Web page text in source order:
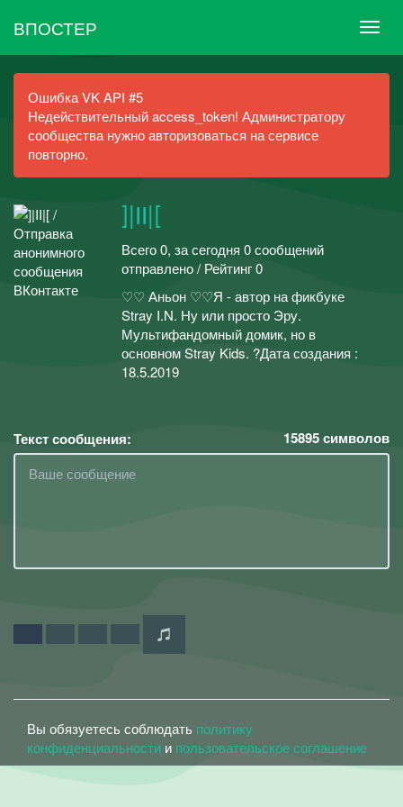
ВПОСТЕР
Ошибка VK API #5
Недействительный access_token! Администратору
сообщества нужно авторизоваться на сервисе
повторно.
Всего 0, за сегодня 0 сообщений
отправлено / Рейтинг 0
♡♡ Аньон ♡♡Я - автор на фикбуке
Stray I.N. Ну или просто Эру.
Мультифандомный домик, но в
основном Stray Kids. ?Дата создания :
18.5.2019
Текст сообщения: 15895символов
Вы обязуетесь соблюдать политику
конфиденциальности и пользовательское соглашение